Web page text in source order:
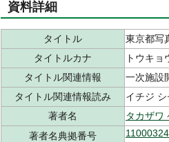
資料詳細
タイトル
東京都写
タイトルカナ
トウキ
タイトル関連情報
一次施設
タイトル関連情報読み
イチジ
著者名
タカザワ
著者名典拠番号